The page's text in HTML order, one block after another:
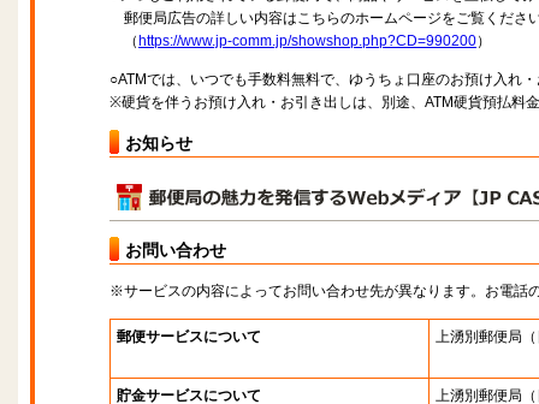
郵便局広告の詳しい内容はこちらのホームページをご覧くださ
（ https://www.jp-comm.jp/showshop.php?CD=990200）
○ATMでは、いつでも手数料無料で、ゆうちょ口座のお預け入れ
※硬貨を伴うお預け入れ・お引き出しは、別途、ATM硬貨預払料
お知らせ
お問い合わせ
※サービスの内容によってお問い合わせ先が異なります。お電話
郵便サービスについて 上湧別郵便局
貯金サービスについて 上湧別郵便局